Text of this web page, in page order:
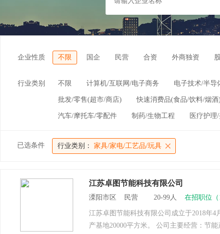
企业性质 不限 国企 民营 合资 外商独资
行业类别 不限 计算机/互联网/电子商务 电子技术/半导
批发/零售(超市/商店) 快速消费品(食品/饮料/烟酒
汽车/摩托车/零配件 制药/生物工程 医疗护理
已选条件 行业类别： 家具/家电/工艺品/玩具
江苏卓图节能科技有限公司
溧阳市区 民营 20-99人 在招职位（
江苏卓图节能科技有限公司成立于2018年
产基地20000平方米。 公司主要经营：节